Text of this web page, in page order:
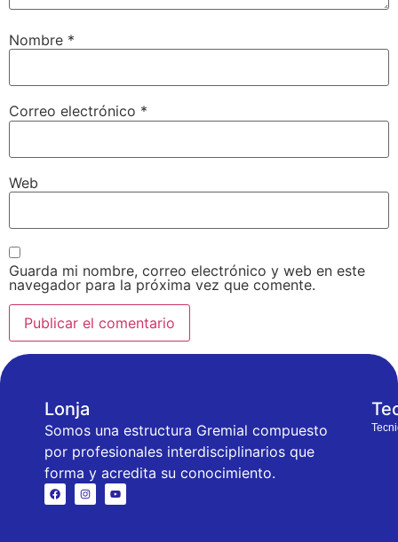
Nombre *
Correo electrónico *
Web
Guarda mi nombre, correo electrónico y web en este
navegador para la próxima vez que comente.
Lonja
Somos una estructura Gremial compuesto
por profesionales interdisciplinarios que
forma y acredita su conocimiento.